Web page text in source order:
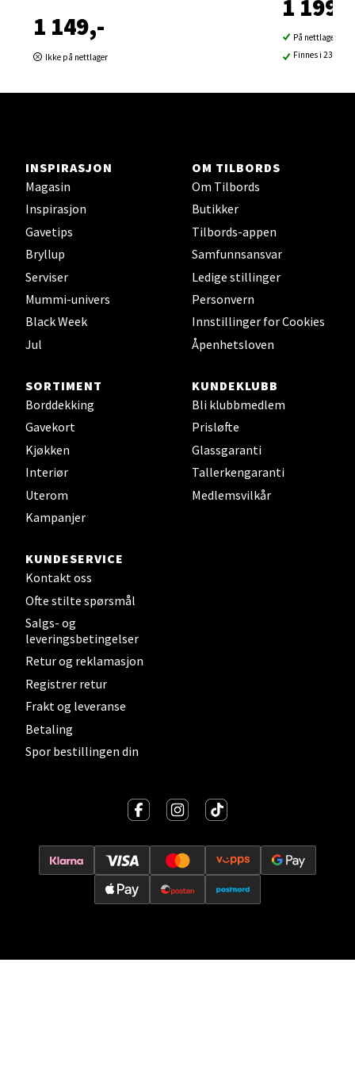
1 149,-
Ikke på nettlager
1 199,-
På nettlager
Finnes i 23
INSPIRASJON
Magasin
Inspirasjon
Gavetips
Bryllup
Serviser
Mummi-univers
Black Week
Jul
OM TILBORDS
Om Tilbords
Butikker
Tilbords-appen
Samfunnsansvar
Ledige stillinger
Personvern
Innstillinger for Cookies
Åpenhetsloven
SORTIMENT
Borddekking
Gavekort
Kjøkken
Interiør
Uterom
Kampanjer
KUNDEKLUBB
Bli klubbmedlem
Prisløfte
Glassgaranti
Tallerkengaranti
Medlemsvilkår
KUNDESERVICE
Kontakt oss
Ofte stilte spørsmål
Salgs- og
leveringsbetingelser
Retur og reklamasjon
Registrer retur
Frakt og leveranse
Betaling
Spor bestillingen din
Åpent i dag 10-19
0 i butikk
Velg
Sortland - Sortland Storsenter
Strangata 26, 8400 Sortland
Åpent i dag 10-16
Sjøfartsgata 2, 7714 Steinkjer
Åpent i dag 10-18
0 i butikk
Leirvik - Stord
Torgbakken 2, 5401 Stord
Åpent i dag 10-15
Vitaminveien 7 - 9, 0485 Oslo
Åpent i dag 10-19